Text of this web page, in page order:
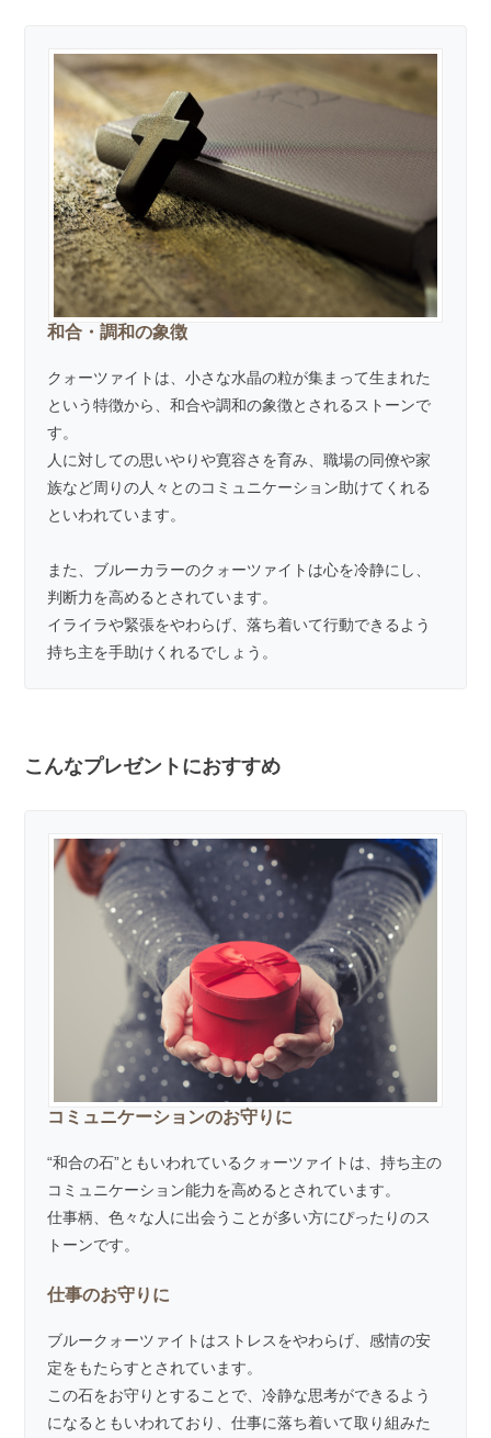
和合・調和の象徴
クォーツァイトは、小さな水晶の粒が集まって生まれた
という特徴から、和合や調和の象徴とされるストーンで
す。
人に対しての思いやりや寛容さを育み、職場の同僚や家
族など周りの人々とのコミュニケーション助けてくれる
といわれています。
また、ブルーカラーのクォーツァイトは心を冷静にし、
判断力を高めるとされています。
イライラや緊張をやわらげ、落ち着いて行動できるよう
持ち主を手助けくれるでしょう。
こんなプレゼントにおすすめ
コミュニケーションのお守りに
“和合の石”ともいわれているクォーツァイトは、持ち主の
コミュニケーション能力を高めるとされています。
仕事柄、色々な人に出会うことが多い方にぴったりのス
トーンです。
仕事のお守りに
ブルークォーツァイトはストレスをやわらげ、感情の安
定をもたらすとされています。
この石をお守りとすることで、冷静な思考ができるよう
になるともいわれており、仕事に落ち着いて取り組みた